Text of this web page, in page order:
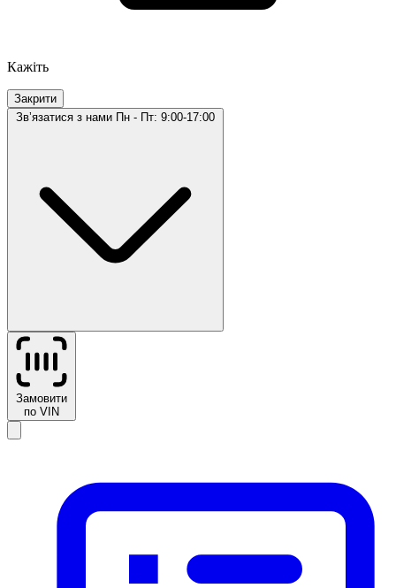
Кажіть
Закрити
Звʼязатися з нами Пн - Пт: 9:00-17:00
Замовити
по VIN